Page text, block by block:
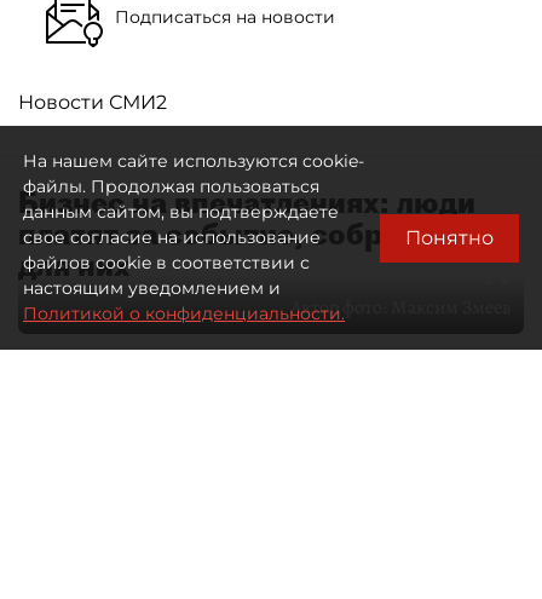
Подписаться на новости
Новости СМИ2
Бизнес на впечатлениях: люди
платят за событие, собранное
для них
Автор фото:
На нашем сайте используются cookie-
файлы. Продолжая пользоваться
данным сайтом, вы подтверждаете
свое согласие на использование
файлов cookie в соответствии с
настоящим уведомлением и
Политикой о конфиденциальности.
Понятно